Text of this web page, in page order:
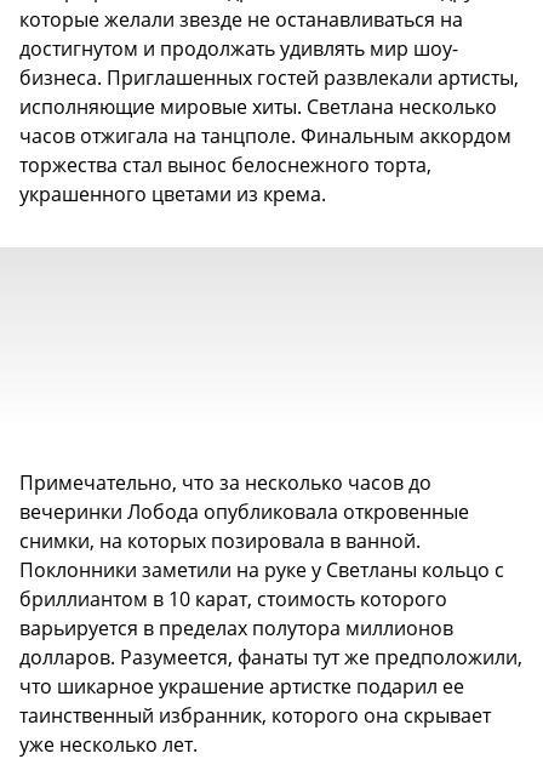
которые желали звезде не останавливаться на
достигнутом и продолжать удивлять мир шоу-
бизнеса. Приглашенных гостей развлекали артисты,
исполняющие мировые хиты. Светлана несколько
часов отжигала на танцполе. Финальным аккордом
торжества стал вынос белоснежного торта,
украшенного цветами из крема.
Примечательно, что за несколько часов до
вечеринки Лобода опубликовала откровенные
снимки, на которых позировала в ванной.
Поклонники заметили на руке у Светланы кольцо с
бриллиантом в 10 карат, стоимость которого
варьируется в пределах полутора миллионов
долларов. Разумеется, фанаты тут же предположили,
что шикарное украшение артистке подарил ее
таинственный избранник, которого она скрывает
уже несколько лет.